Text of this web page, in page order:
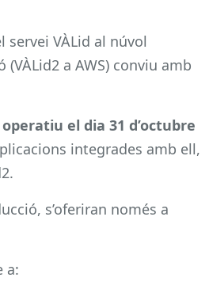
servei VÀLid al núvol
a AWS) conviu amb
el dia 31 d’octubre
integrades amb ell,
s’oferiran només a
a: